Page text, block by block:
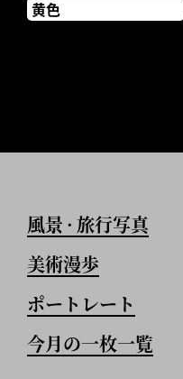
黄色
風景 • 旅行写真
美術漫歩
ポートレート
今月の一枚一覧